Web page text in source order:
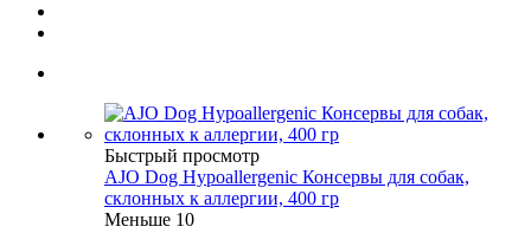
Быстрый просмотр
AJO Dog Hypoallergenic Консервы для собак,
склонных к аллергии, 400 гр
Меньше 10